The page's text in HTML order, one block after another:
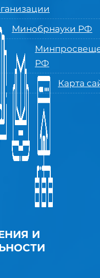
Минобрнауки РФ
РФ
Карта
И